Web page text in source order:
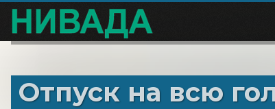
Отпуск на всю